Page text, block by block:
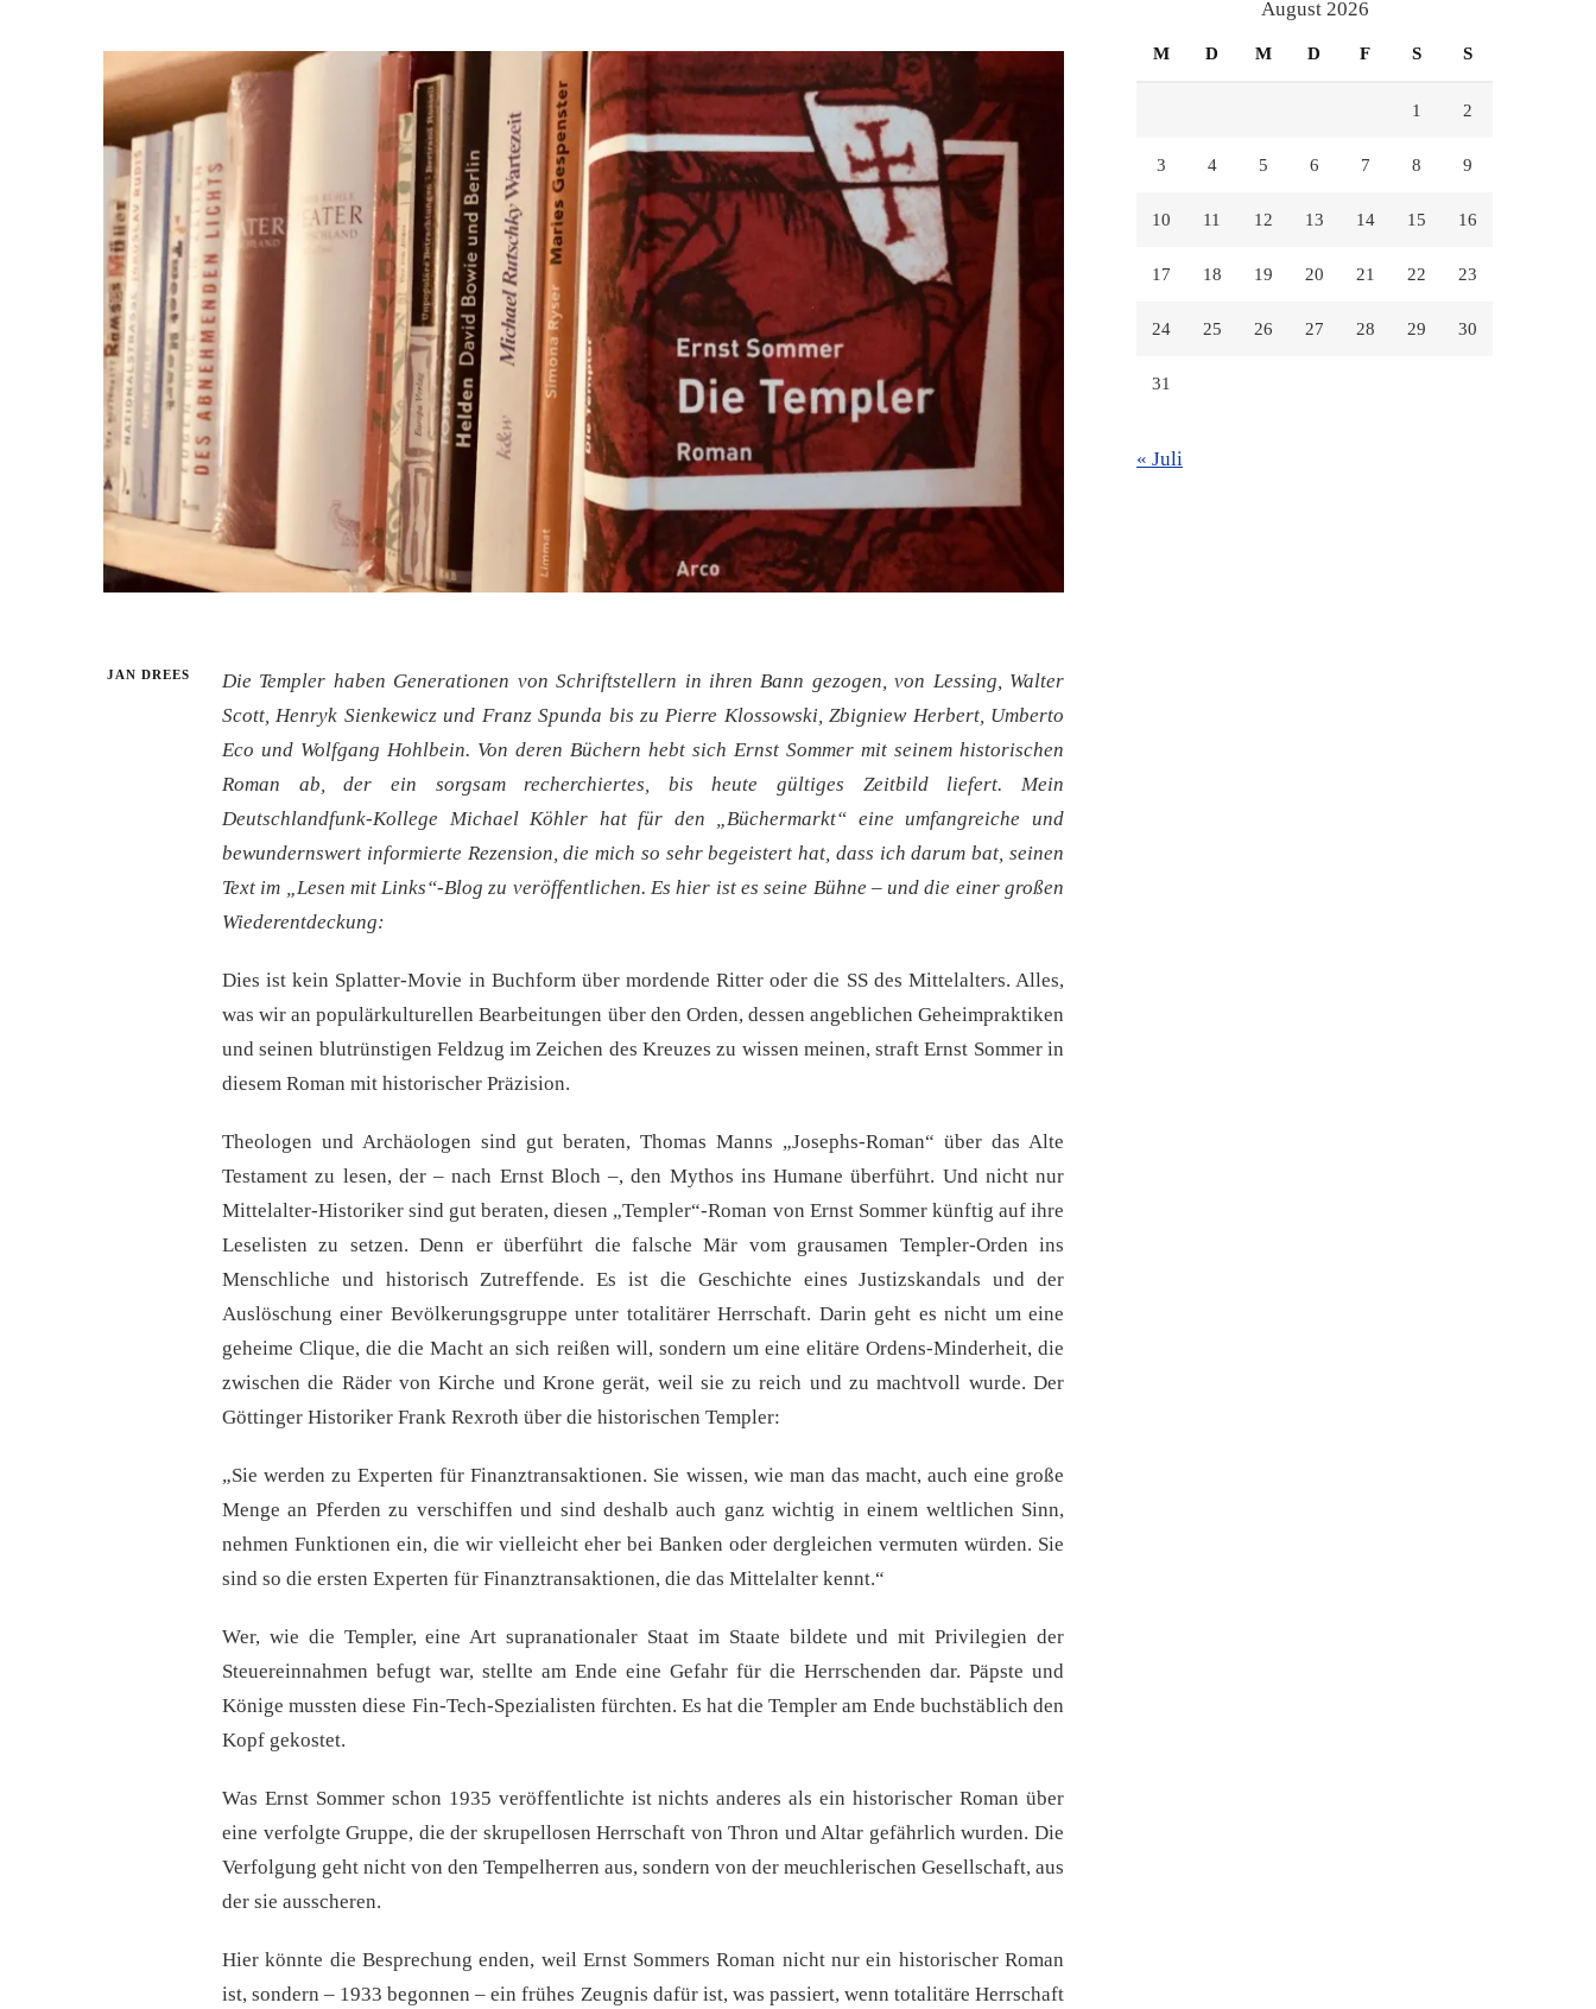
JAN DREES
Die Templer haben Generationen von Schriftstellern in ihren Bann gezogen, von Lessing, Walter
Scott, Henryk Sienkewicz und Franz Spunda bis zu Pierre Klossowski, Zbigniew Herbert, Umberto
Eco und Wolfgang Hohlbein. Von deren Büchern hebt sich Ernst Sommer mit seinem historischen
Roman ab, der ein sorgsam recherchiertes, bis heute gültiges Zeitbild liefert. Mein
Deutschlandfunk-Kollege Michael Köhler hat für den „Büchermarkt“ eine umfangreiche und
bewundernswert informierte Rezension, die mich so sehr begeistert hat, dass ich darum bat, seinen
Text im „Lesen mit Links“-Blog zu veröffentlichen. Es hier ist es seine Bühne – und die einer großen
Wiederentdeckung:
Dies ist kein Splatter-Movie in Buchform über mordende Ritter oder die SS des Mittelalters. Alles,
was wir an populärkulturellen Bearbeitungen über den Orden, dessen angeblichen Geheimpraktiken
und seinen blutrünstigen Feldzug im Zeichen des Kreuzes zu wissen meinen, straft Ernst Sommer in
diesem Roman mit historischer Präzision.
Theologen und Archäologen sind gut beraten, Thomas Manns „Josephs-Roman“ über das Alte
Testament zu lesen, der – nach Ernst Bloch –, den Mythos ins Humane überführt. Und nicht nur
Mittelalter-Historiker sind gut beraten, diesen „Templer“-Roman von Ernst Sommer künftig auf ihre
Leselisten zu setzen. Denn er überführt die falsche Mär vom grausamen Templer-Orden ins
Menschliche und historisch Zutreffende. Es ist die Geschichte eines Justizskandals und der
Auslöschung einer Bevölkerungsgruppe unter totalitärer Herrschaft. Darin geht es nicht um eine
geheime Clique, die die Macht an sich reißen will, sondern um eine elitäre Ordens-Minderheit, die
zwischen die Räder von Kirche und Krone gerät, weil sie zu reich und zu machtvoll wurde. Der
Göttinger Historiker Frank Rexroth über die historischen Templer:
„Sie werden zu Experten für Finanztransaktionen. Sie wissen, wie man das macht, auch eine große
Menge an Pferden zu verschiffen und sind deshalb auch ganz wichtig in einem weltlichen Sinn,
nehmen Funktionen ein, die wir vielleicht eher bei Banken oder dergleichen vermuten würden. Sie
sind so die ersten Experten für Finanztransaktionen, die das Mittelalter kennt.“
Wer, wie die Templer, eine Art supranationaler Staat im Staate bildete und mit Privilegien der
Steuereinnahmen befugt war, stellte am Ende eine Gefahr für die Herrschenden dar. Päpste und
Könige mussten diese Fin-Tech-Spezialisten fürchten. Es hat die Templer am Ende buchstäblich den
Kopf gekostet.
Was Ernst Sommer schon 1935 veröffentlichte ist nichts anderes als ein historischer Roman über
eine verfolgte Gruppe, die der skrupellosen Herrschaft von Thron und Altar gefährlich wurden. Die
Verfolgung geht nicht von den Tempelherren aus, sondern von der meuchlerischen Gesellschaft, aus
der sie ausscheren.
Hier könnte die Besprechung enden, weil Ernst Sommers Roman nicht nur ein historischer Roman
ist, sondern – 1933 begonnen – ein frühes Zeugnis dafür ist, was passiert, wenn totalitäre Herrschaft
August 2026
M D M D F S S
1 2
3 4 5 6 7 8 9
10 11 12 13 14 15 16
17 18 19 20 21 22 23
24 25 26 27 28 29 30
31
« Juli